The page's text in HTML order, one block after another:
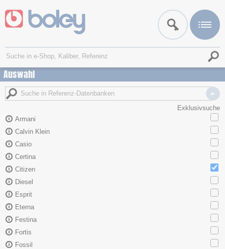
Auswahl
Exklusivsuche
Armani
Calvin Klein
Casio
Certina
Citizen
Diesel
Esprit
Eterna
Festina
Fortis
Fossil